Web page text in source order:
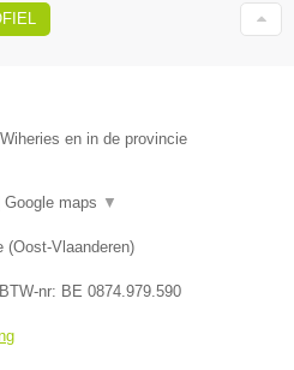
en in de provincie
Google maps ▼
(Oost-Vlaanderen)
nr: BE 0874.979.590